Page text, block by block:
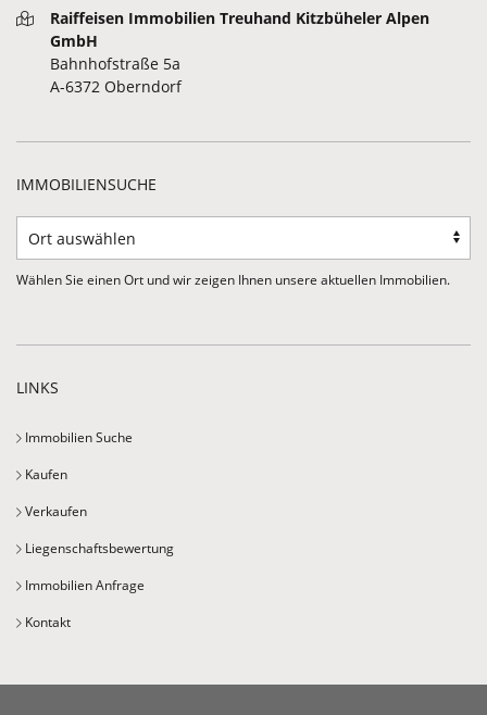
Raiffeisen Immobilien Treuhand Kitzbüheler Alpen
GmbH
Bahnhofstraße 5a
A-6372 Oberndorf
IMMOBILIENSUCHE
Wählen Sie einen Ort und wir zeigen Ihnen unsere aktuellen Immobilien.
LINKS
Immobilien Suche
Kaufen
Verkaufen
Liegenschaftsbewertung
Immobilien Anfrage
Kontakt